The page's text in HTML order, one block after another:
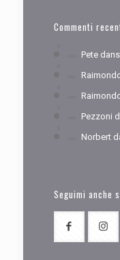
Commenti
Petedans
Pezzoni
Norbert
Seguimi anche